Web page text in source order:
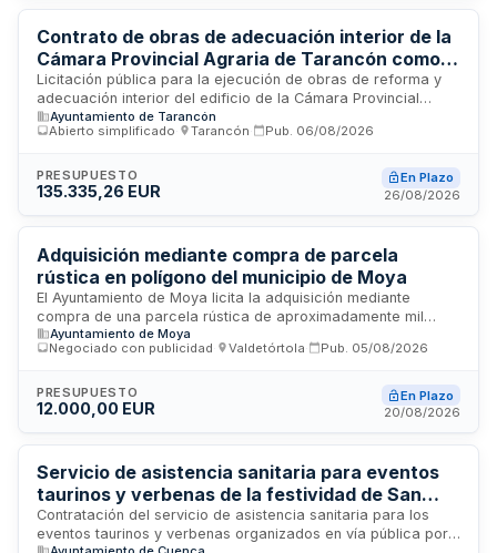
acreditativa previa al inicio de la actividad.
Contrato de obras de adecuación interior de la
Cámara Provincial Agraria de Tarancón como
espacio expositivo
Licitación pública para la ejecución de obras de reforma y
adecuación interior del edificio de la Cámara Provincial
Agraria ubicado en Tarancón, Cuenca, destinadas a su
conversión en espacio expositivo. Las obras se
profesional colegiado, incluyendo trabajos de
acondicionamiento del inmueble. La actuación se financia
Diputación Provincial de Cuenca y recursos propios del
Ayuntamiento de Tarancón.
Ayuntamiento de Tarancón
Abierto simplificado
Tarancón Pub. 06/08/2026
PRESUPUESTO
135.335,26 EUR
En Plazo
26/08/2026
Adquisición mediante compra de parcela
rústica en polígono del municipio de Moya
El Ayuntamiento de Moya licita la adquisición mediante
compra de una parcela rústica de aproximadamente mil
setecientos setenta y cinco metros cuadrados ubicada en el
polígono cuarenta y tres. El inmueble se encuentra situado
denominado Fuente Podrida, lindando con camino público. La
adjudicación se realizará mediante procedimiento negociado
que satisface las características y necesidades requeridas
por la administración local.
Ayuntamiento de Moya
Negociado con publicidad
Valdetórtola Pub. 05/08/2026
PRESUPUESTO
12.000,00 EUR
En Plazo
20/08/2026
Servicio de asistencia sanitaria para eventos
taurinos y verbenas de la festividad de San
Mateo 2026 en Cuenca
Contratación del servicio de asistencia sanitaria para los
eventos taurinos y verbenas organizados en vía pública por